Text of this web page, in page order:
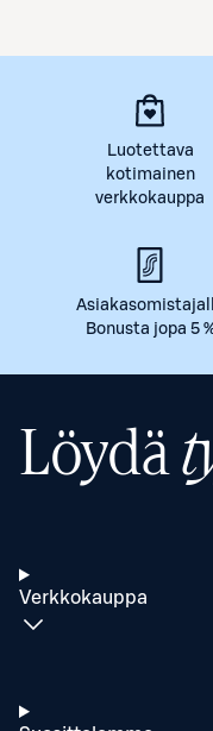
Luotettava
kotimainen
verkkokauppa
Bonusta jopa 5
Löydä
Verkkokauppa